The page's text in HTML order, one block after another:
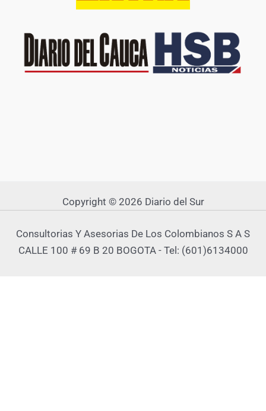
Copyright © 2026 Diario del Sur
Consultorias Y Asesorias De Los Colombianos S A S
CALLE 100 # 69 B 20 BOGOTA - Tel: (601)6134000